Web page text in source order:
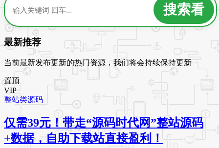
最新推荐
当前最新发布更新的热门资源，我们将会持续保持更新
置顶
VIP
整站类源码
仅需39元！带走“源码时代网”整站源码
+数据，自助下载站直接盈利！